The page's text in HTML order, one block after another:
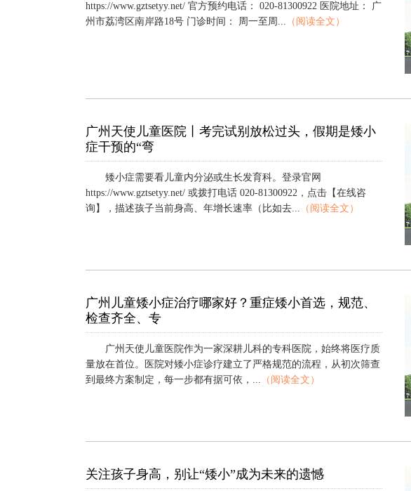
https://www.gztsetyy.net/ 官方预约电话： 020-81300922 医院地址： 广
州市荔湾区南岸路18号 门诊时间： 周一至周... （阅读全文）
广州天使儿童医院丨考完试别放松过头，假期是矮小
症干预的“弯
矮小症需要看儿童内分泌或生长发育科。登录官网
https://www.gztsetyy.net/ 或拨打电话 020-81300922，点击【在线咨
询】，描述孩子当前身高、年增长速率（比如去... （阅读全文）
广州儿童矮小症治疗哪家好？重症矮小首选，规范、
检查齐全、专
广州天使儿童医院作为一家深耕儿科的专科医院，始终将医疗质
量放在首位。医院对矮小症诊疗建立了严格规范的流程，从初次筛查
到最终方案制定，每一步都有据可依，... （阅读全文）
关注孩子身高，别让“矮小”成为未来的遗憾